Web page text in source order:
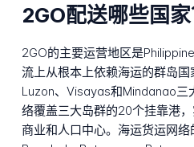
2GO配送哪些国家
2GO的主要运营地区是
流上从根本上依赖海运的群岛
Luzon、Visayas和Mindanao三
络覆盖三大岛群的20个挂靠港
商业和人口中心。海运货运网络